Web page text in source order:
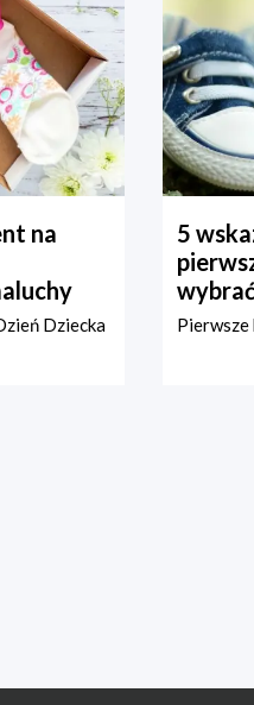
na
Dziecka
5
wybrać
Pierwsze